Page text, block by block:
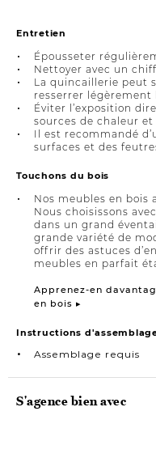
Entretien
Épousseter
Nettoyer avec un
La quincaillerie peut
resserrer légèrement
Éviter l’exposition
sources de chaleur
Il est recommandé
surfaces et des
Touchons du bois
Nos meubles en bois
Nous choisissons
dans un grand
grande variété de
offrir des astuces
meubles en parfait
Apprenez-en
en bois ▸
Instructions
Assemblage requis
S'agence bien avec